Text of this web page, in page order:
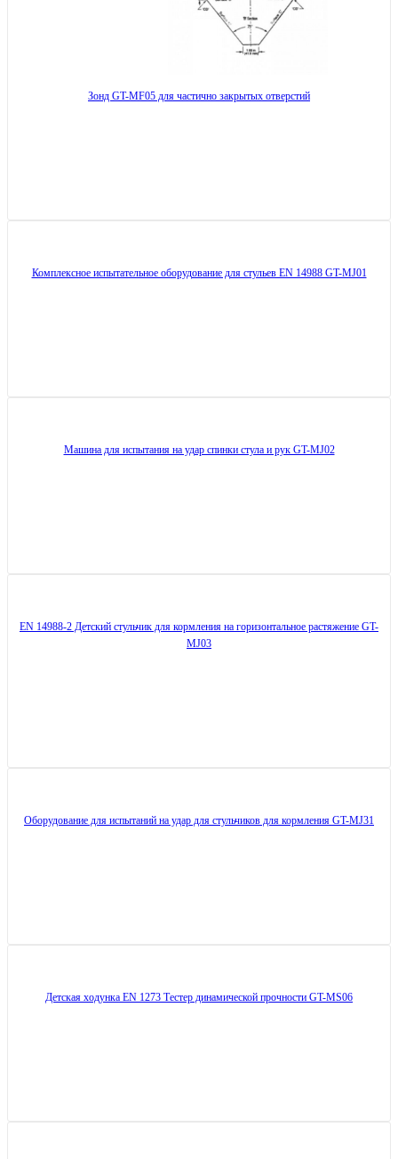
Зонд GT-MF05 для частично закрытых отверстий
Комплексное испытательное оборудование для стульев EN 14988 GT-MJ01
Машина для испытания на удар спинки стула и рук GT-MJ02
EN 14988-2 Детский стульчик для кормления на горизонтальное растяжение GT-
MJ03
Оборудование для испытаний на удар для стульчиков для кормления GT-MJ31
Детская ходунка EN 1273 Тестер динамической прочности GT-MS06